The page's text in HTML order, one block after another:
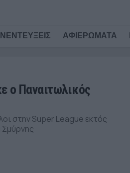
ΑΦΙΕΡΩΜΑΤΑ
ο Παναιτωλικός
στην Super League εκτός